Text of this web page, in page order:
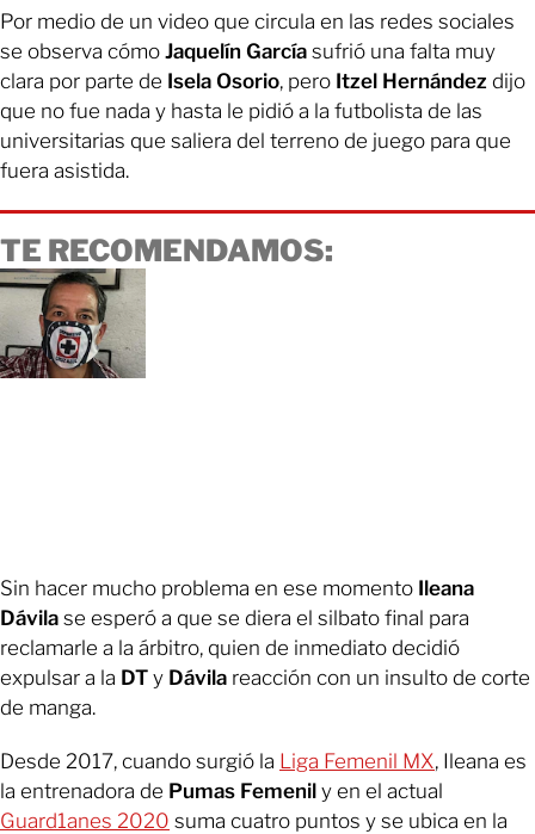
Por medio de un video que circula en las redes sociales
se observa cómo Jaquelín García sufrió una falta muy
clara por parte de Isela Osorio, pero Itzel Hernández dijo
que no fue nada y hasta le pidió a la futbolista de las
universitarias que saliera del terreno de juego para que
fuera asistida.
TE RECOMENDAMOS:
Sin hacer mucho problema en ese momento Ileana
Dávila se esperó a que se diera el silbato final para
reclamarle a la árbitro, quien de inmediato decidió
expulsar a la DT y Dávila reacción con un insulto de corte
de manga.
Desde 2017, cuando surgió la Liga Femenil MX, Ileana es
la entrenadora de Pumas Femenil y en el actual
Guard1anes 2020 suma cuatro puntos y se ubica en la